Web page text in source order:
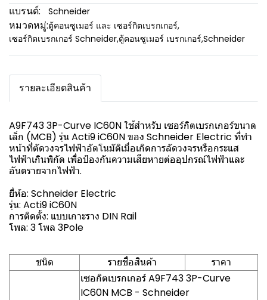
แบรนด์:
Schneider
หมวดหมู่:ตู้คอนซูเมอร์ และ เซอร์กิตเบรกเกอร์,
เซอร์กิตเบรกเกอร์ Schneider,ตู้คอนซูเมอร์ เบรกเกอร์,Schneider
รายละเอียดสินค้า
A9F743 3P-Curve IC60N ใช้สำหรับ เซอร์กิตเบรกเกอร์ขนาด
เล็ก (MCB) รุ่น Acti9 iC60N ของ Schneider Electric ที่ทำ
หน้าที่ตัดวงจรไฟฟ้าอัตโนมัติเมื่อเกิดการลัดวงจรหรือกระแส
ไฟฟ้าเกินพิกัด เพื่อป้องกันความเสียหายต่ออุปกรณ์ไฟฟ้าและ
อันตรายจากไฟฟ้า.
ยี่ห้อ: Schneider Electric
รุ่น: Acti9 iC60N
การติดตั้ง: แบบเกาะราง DIN Rail
โพล: 3 โพล 3Pole
ชนิด รายชื่อสินค้า
ราคา
เซอกิตเบรกเกอร์ A9F743 3P-Curve
IC60N MCB - Schneider